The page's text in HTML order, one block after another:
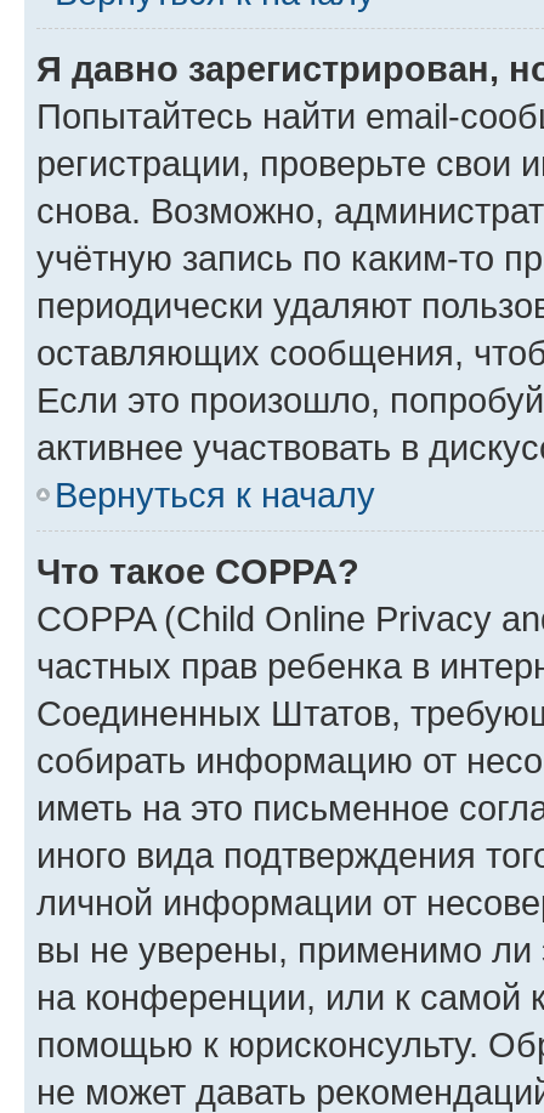
Я давно зарегистрирован,
Попытайтесь найти email-
регистрации, проверьте свои
снова. Возможно,
учётную запись по каким-то
периодически удаляют
оставляющих сообщения,
Если это произошло,
активнее участвовать в
Вернуться к началу
Что такое COPPA?
COPPA (Child Online Privacy
частных прав ребенка в
Соединенных Штатов,
собирать информацию от
иметь на это письменное
иного вида подтверждения
личной информации от
вы не уверены, применимо ли
на конференции, или к самой
помощью к юрисконсульту.
не может давать